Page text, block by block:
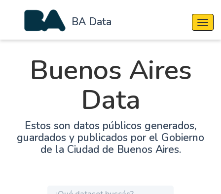
BA Data
Buenos Aires
Data
Estos son datos públicos generados,
guardados y publicados por el Gobierno
de la Ciudad de Buenos Aires.